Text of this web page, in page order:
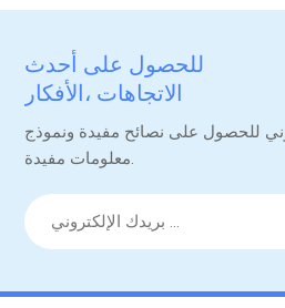
للحصول على أحدث
الاتجاهات ،الأفكار
للحصول على نصائح مفيدة ونموذج
معلومات مفيدة.